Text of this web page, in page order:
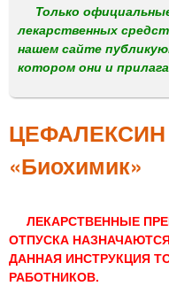
м
е
н
Только
лекарственных
нашем сайте
котором они и
ЦЕФАЛЕКСИН
«Биохимик»
ЛЕКАРСТВЕННЫЕ
ОТПУСКА
ДАННАЯ ИНСТРУКЦИЯ
РАБОТНИКОВ.